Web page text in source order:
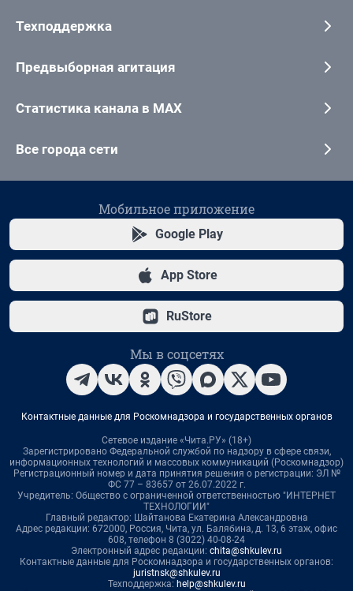
Техподдержка
Предвыборная агитация
Статистика канала в MAX
Все города сети
Мобильное приложение
Google Play
App Store
RuStore
Мы в соцсетях
Контактные данные для Роскомнадзора и государственных органов
Сетевое издание «Чита.РУ» (18+)
Зарегистрировано Федеральной службой по надзору в сфере связи,
информационных технологий и массовых коммуникаций (Роскомнадзор)
Регистрационный номер и дата принятия решения о регистрации: ЭЛ №
ФС 77 – 83657 от 26.07.2022 г.
Учредитель: Общество с ограниченной ответственностью "ИНТЕРНЕТ
ТЕХНОЛОГИИ"
Главный редактор: Шайтанова Екатерина Александровна
Адрес редакции: 672000, Россия, Чита, ул. Балябина, д. 13, 6 этаж, офис
608, телефон 8 (3022) 40-08-24
Электронный адрес редакции: chita@shkulev.ru
Контактные данные для Роскомнадзора и государственных органов:
juristnsk@shkulev.ru
Техподдержка: help@shkulev.ru